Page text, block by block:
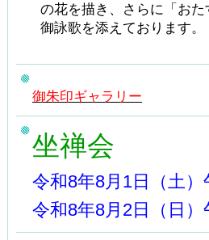
の花を描き、さらに「お
御詠歌を添えております。
御朱印ギャラリー
坐禅会
令和8年8月1日（土）
令和8年8月2日（日）